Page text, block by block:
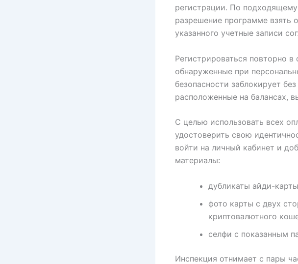
регистрации. По подходящему
разрешение программе взять
указанного учетные записи
Регистрироваться повторно
обнаруженные при
безопасности заблокирует
расположенные на балансах,
С целью использовать всех
удостоверить свою
войти на личный кабинет и
материалы:
дубликаты айди-
фото карты с двух
криптовалютного
селфи с показанным
Инспекция отнимает с пары